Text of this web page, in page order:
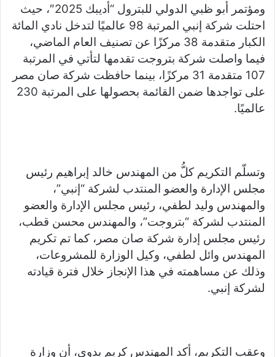
ومؤتمر أبو ظبي الدولي للبترول “أديبك 2025″، حيث
احتلت شركة إنبي المرتبة 98 عالميًا لتدخل نادي المائة
الكبار متقدمة 38 مركزًا عن تصنيف العام الماضي،
فيما واصلت شركة بتروجت تقدمها لتأتي في المرتبة
107 متقدمة 31 مركزًا، بينما حافظت شركة صان مصر
على تواجدها ضمن القائمة بحصولها على المرتبة 230
عالميًا.
وتسلّم التكريم كلُّ من المهندس خالد إبراهيم رئيس
مجلس الإدارة والعضو المنتدب لشركة “إنبي”،
والمهندس وليد لطفي، رئيس مجلس الإدارة والعضو
المنتدب لشركة “بتروجت”، والمهندس محسن قطب،
رئيس مجلس إدارة شركة صان مصر، كما تم تكريم
المهندس وائل لطفي، وكيل الوزارة للمشروعات،
وذلك عن مساهمته في هذا الإنجاز خلال فترة قيادته
لشركة إنبي.
وعقب التكريم، أكد المهندس كريم بدوي، أن وزارة